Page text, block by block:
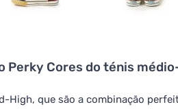
Perky Cores do ténis
High, que são a combinação